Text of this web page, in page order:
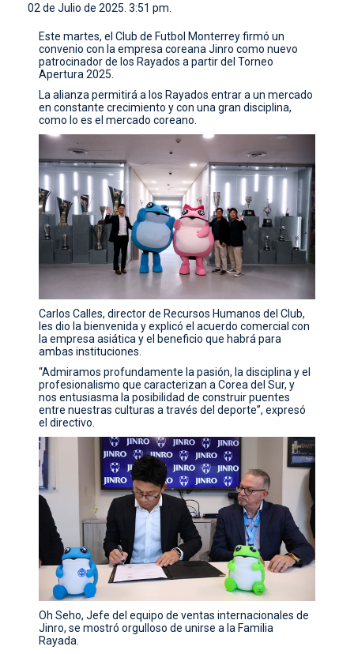
02 de Julio de 2025. 3:51 pm.
Este martes, el Club de Futbol Monterrey firmó un
convenio con la empresa coreana Jinro como nuevo
patrocinador de los Rayados a partir del Torneo
Apertura 2025.
La alianza permitirá a los Rayados entrar a un mercado
en constante crecimiento y con una gran disciplina,
como lo es el mercado coreano.
Carlos Calles, director de Recursos Humanos del Club,
les dio la bienvenida y explicó el acuerdo comercial con
la empresa asiática y el beneficio que habrá para
ambas instituciones.
“Admiramos profundamente la pasión, la disciplina y el
profesionalismo que caracterizan a Corea del Sur, y
nos entusiasma la posibilidad de construir puentes
entre nuestras culturas a través del deporte”, expresó
el directivo.
Oh Seho, Jefe del equipo de ventas internacionales de
Jinro, se mostró orgulloso de unirse a la Familia
Rayada.